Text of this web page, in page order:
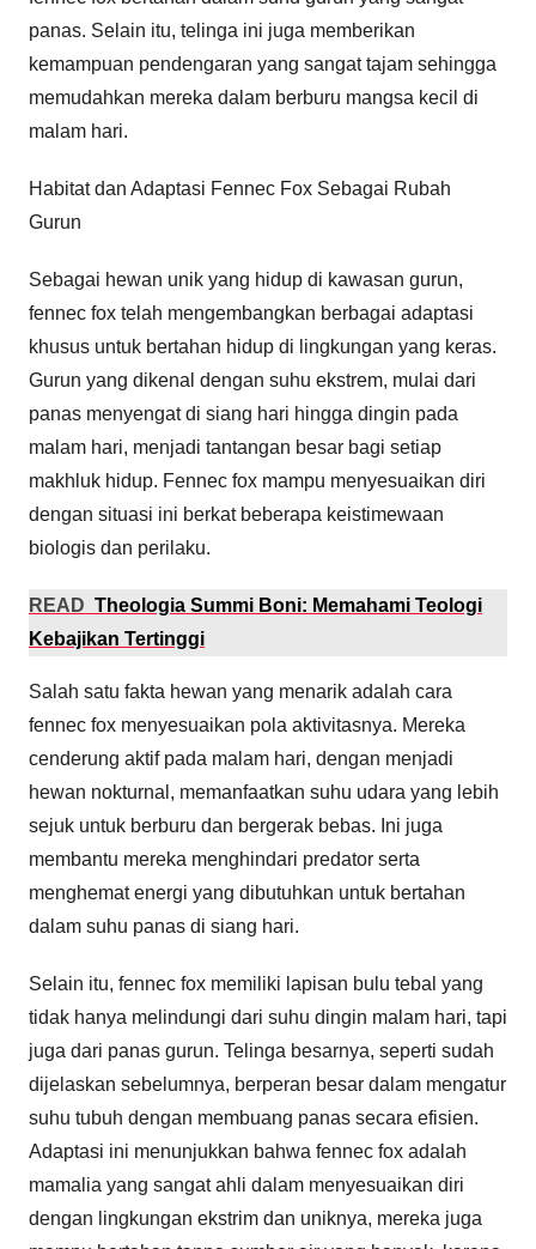
panas. Selain itu, telinga ini juga memberikan
kemampuan pendengaran yang sangat tajam sehingga
memudahkan mereka dalam berburu mangsa kecil di
malam hari.
Habitat dan Adaptasi Fennec Fox Sebagai Rubah
Gurun
Sebagai hewan unik yang hidup di kawasan gurun,
fennec fox telah mengembangkan berbagai adaptasi
khusus untuk bertahan hidup di lingkungan yang keras.
Gurun yang dikenal dengan suhu ekstrem, mulai dari
panas menyengat di siang hari hingga dingin pada
malam hari, menjadi tantangan besar bagi setiap
makhluk hidup. Fennec fox mampu menyesuaikan diri
dengan situasi ini berkat beberapa keistimewaan
biologis dan perilaku.
READ Theologia Summi Boni: Memahami Teologi
Kebajikan Tertinggi
Salah satu fakta hewan yang menarik adalah cara
fennec fox menyesuaikan pola aktivitasnya. Mereka
cenderung aktif pada malam hari, dengan menjadi
hewan nokturnal, memanfaatkan suhu udara yang lebih
sejuk untuk berburu dan bergerak bebas. Ini juga
membantu mereka menghindari predator serta
menghemat energi yang dibutuhkan untuk bertahan
dalam suhu panas di siang hari.
Selain itu, fennec fox memiliki lapisan bulu tebal yang
tidak hanya melindungi dari suhu dingin malam hari, tapi
juga dari panas gurun. Telinga besarnya, seperti sudah
dijelaskan sebelumnya, berperan besar dalam mengatur
suhu tubuh dengan membuang panas secara efisien.
Adaptasi ini menunjukkan bahwa fennec fox adalah
mamalia yang sangat ahli dalam menyesuaikan diri
dengan lingkungan ekstrim dan uniknya, mereka juga